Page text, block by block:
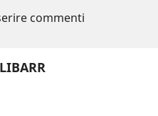
commenti